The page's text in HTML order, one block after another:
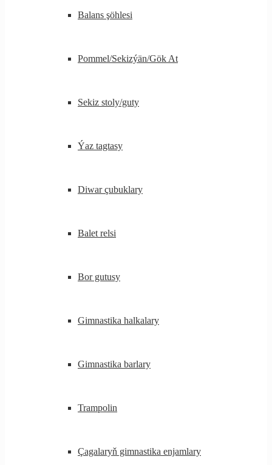
Balans şöhlesi
Pommel/Sekizýän/Gök At
Sekiz stoly/guty
Ýaz tagtasy
Diwar çubuklary
Balet relsi
Bor gutusy
Gimnastika halkalary
Gimnastika barlary
Trampolin
Çagalaryň gimnastika enjamlary